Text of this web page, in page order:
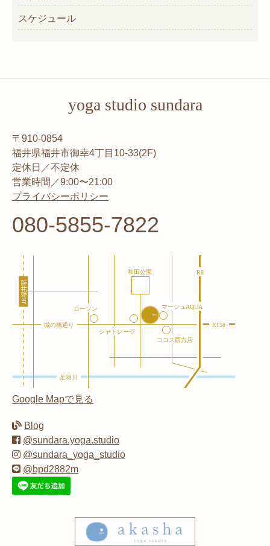
スケジュール
yoga studio sundara
〒910-0854
福井県福井市御幸4丁目10-33(2F)
定休日／不定休
営業時間／9:00〜21:00
プライバシーポリシー
080-5855-7822
Google Mapで見る
Blog
@sundara.yoga.studio
@sundara_yoga_studio
@bpd2882m